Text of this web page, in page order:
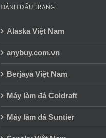
ĐÁNH DẤU TRANG
Alaska Việt Nam
anybuy.com.vn
Berjaya Việt Nam
Máy làm đá Coldraft
Máy làm đá Suntier